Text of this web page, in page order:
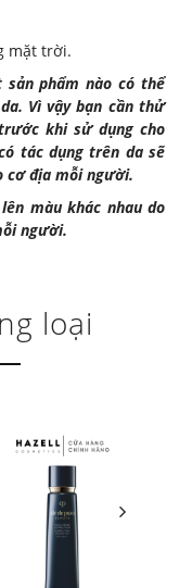
mặt trời.
sản phẩm nào có thể
Vì vậy bạn cần thử
khi sử dụng cho
tác dụng trên da sẽ
cơ địa mỗi người.
màu khác nhau do
người.
loại